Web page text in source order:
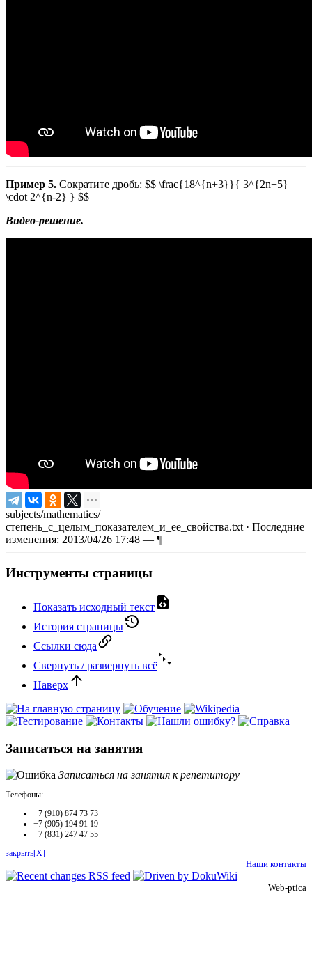
Пример 5. Сократите дробь: $$ \frac{18^{n+3}}{ 3^{2n+5}
\cdot 2^{n-2} } $$
Видео-решение.
subjects/mathematics/
степень_с_целым_показателем_и_ее_свойства.txt · Последние
изменения: 2013/04/26 17:48 — ¶
Инструменты страницы
Показать исходный текст
История страницы
Ссылки сюда
Свернуть / развернуть всё
Наверх
Записаться на занятия
Записаться на занятия к репетитору
Телефоны:
+7 (910) 874 73 73
+7 (905) 194 91 19
+7 (831) 247 47 55
закрыть[X]
Наши контакты
Web-ptica